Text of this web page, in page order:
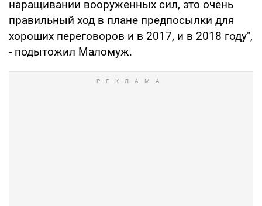
наращивании вооруженных сил, это очень
правильный ход в плане предпосылки для
хороших переговоров и в 2017, и в 2018 году",
- подытожил Маломуж.